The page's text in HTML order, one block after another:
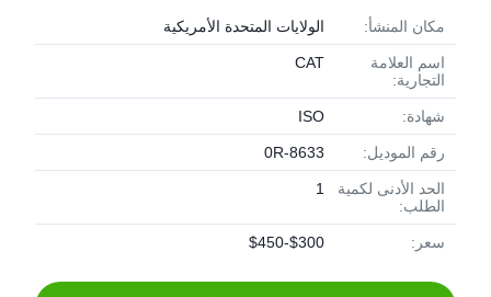
مكان المنشأ: الولايات المتحدة الأمريكية
اسم العلامة
التجارية:
CAT
شهادة: ISO
رقم الموديل: 0R-8633
الحد الأدنى لكمية
الطلب:
1
سعر: $300-$450